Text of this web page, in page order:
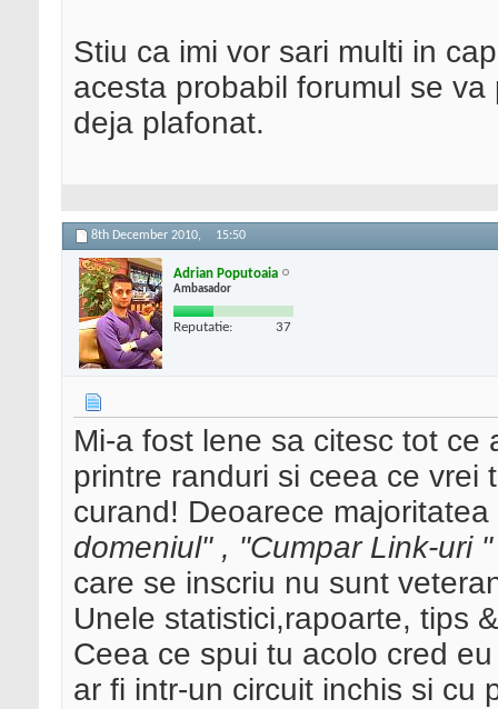
Stiu ca imi vor sari multi in
acesta probabil forumul se
deja plafonat.
8th December 2010, 15:50
Adrian Poputoaia
Ambasador
Reputatie: 37
Mi-a fost lene sa citesc tot ce
printre randuri si ceea ce vrei
curand! Deoarece
domeniul" , "Cumpar Link-uri
care se inscriu nu sunt
Unele statistici,rapoarte, tips
Ceea ce spui tu acolo cred
ar fi intr-un circuit inchis si cu